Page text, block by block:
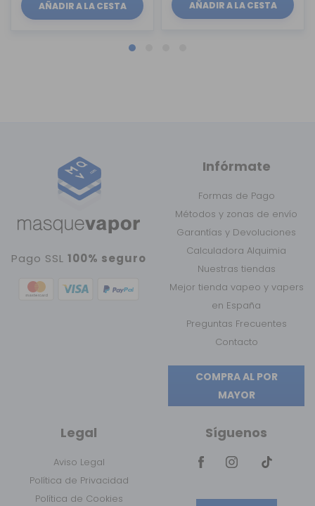
AÑADIR A LA CESTA AÑADIR A LA CESTA
Pago SSL100% seguro
Infórmate
Formas de Pago
Métodos y zonas de envío
Garantías y Devoluciones
Calculadora Alquimia
Nuestras tiendas
Mejor tienda vapeo y vapers
en España
Preguntas Frecuentes
Contacto
COMPRA AL POR
MAYOR
Legal
Aviso Legal
Política de Privacidad
Política de Cookies
Síguenos